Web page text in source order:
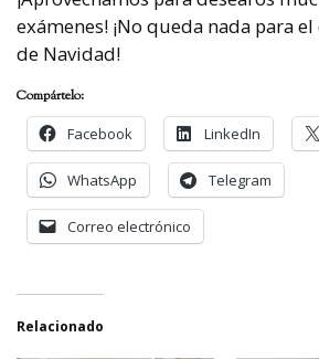
exámenes! ¡No queda nada para
de Navidad!
Compártelo:
Facebook
LinkedIn
WhatsApp Telegram
Correo electrónico
Relacionado